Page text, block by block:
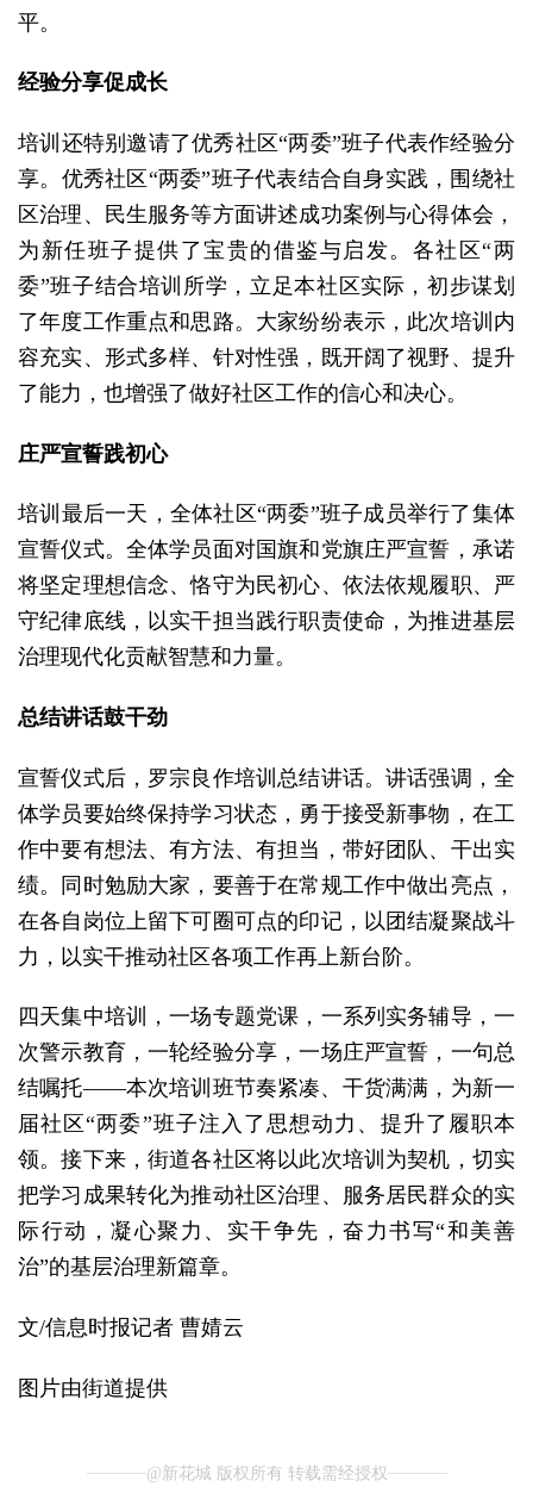
平。
经验分享促成长
培训还特别邀请了优秀社区“两委”班子代表作经验分
享。优秀社区“两委”班子代表结合自身实践，围绕社
区治理、民生服务等方面讲述成功案例与心得体会，
为新任班子提供了宝贵的借鉴与启发。各社区“两
委”班子结合培训所学，立足本社区实际，初步谋划
了年度工作重点和思路。大家纷纷表示，此次培训内
容充实、形式多样、针对性强，既开阔了视野、提升
了能力，也增强了做好社区工作的信心和决心。
庄严宣誓践初心
培训最后一天，全体社区“两委”班子成员举行了集体
宣誓仪式。全体学员面对国旗和党旗庄严宣誓，承诺
将坚定理想信念、恪守为民初心、依法依规履职、严
守纪律底线，以实干担当践行职责使命，为推进基层
治理现代化贡献智慧和力量。
总结讲话鼓干劲
宣誓仪式后，罗宗良作培训总结讲话。讲话强调，全
体学员要始终保持学习状态，勇于接受新事物，在工
作中要有想法、有方法、有担当，带好团队、干出实
绩。同时勉励大家，要善于在常规工作中做出亮点，
在各自岗位上留下可圈可点的印记，以团结凝聚战斗
力，以实干推动社区各项工作再上新台阶。
四天集中培训，一场专题党课，一系列实务辅导，一
次警示教育，一轮经验分享，一场庄严宣誓，一句总
结嘱托——本次培训班节奏紧凑、干货满满，为新一
届社区“两委”班子注入了思想动力、提升了履职本
领。接下来，街道各社区将以此次培训为契机，切实
把学习成果转化为推动社区治理、服务居民群众的实
际行动，凝心聚力、实干争先，奋力书写“和美善
治”的基层治理新篇章。
文/信息时报记者 曹婧云
图片由街道提供
@新花城 版权所有 转载需经授权